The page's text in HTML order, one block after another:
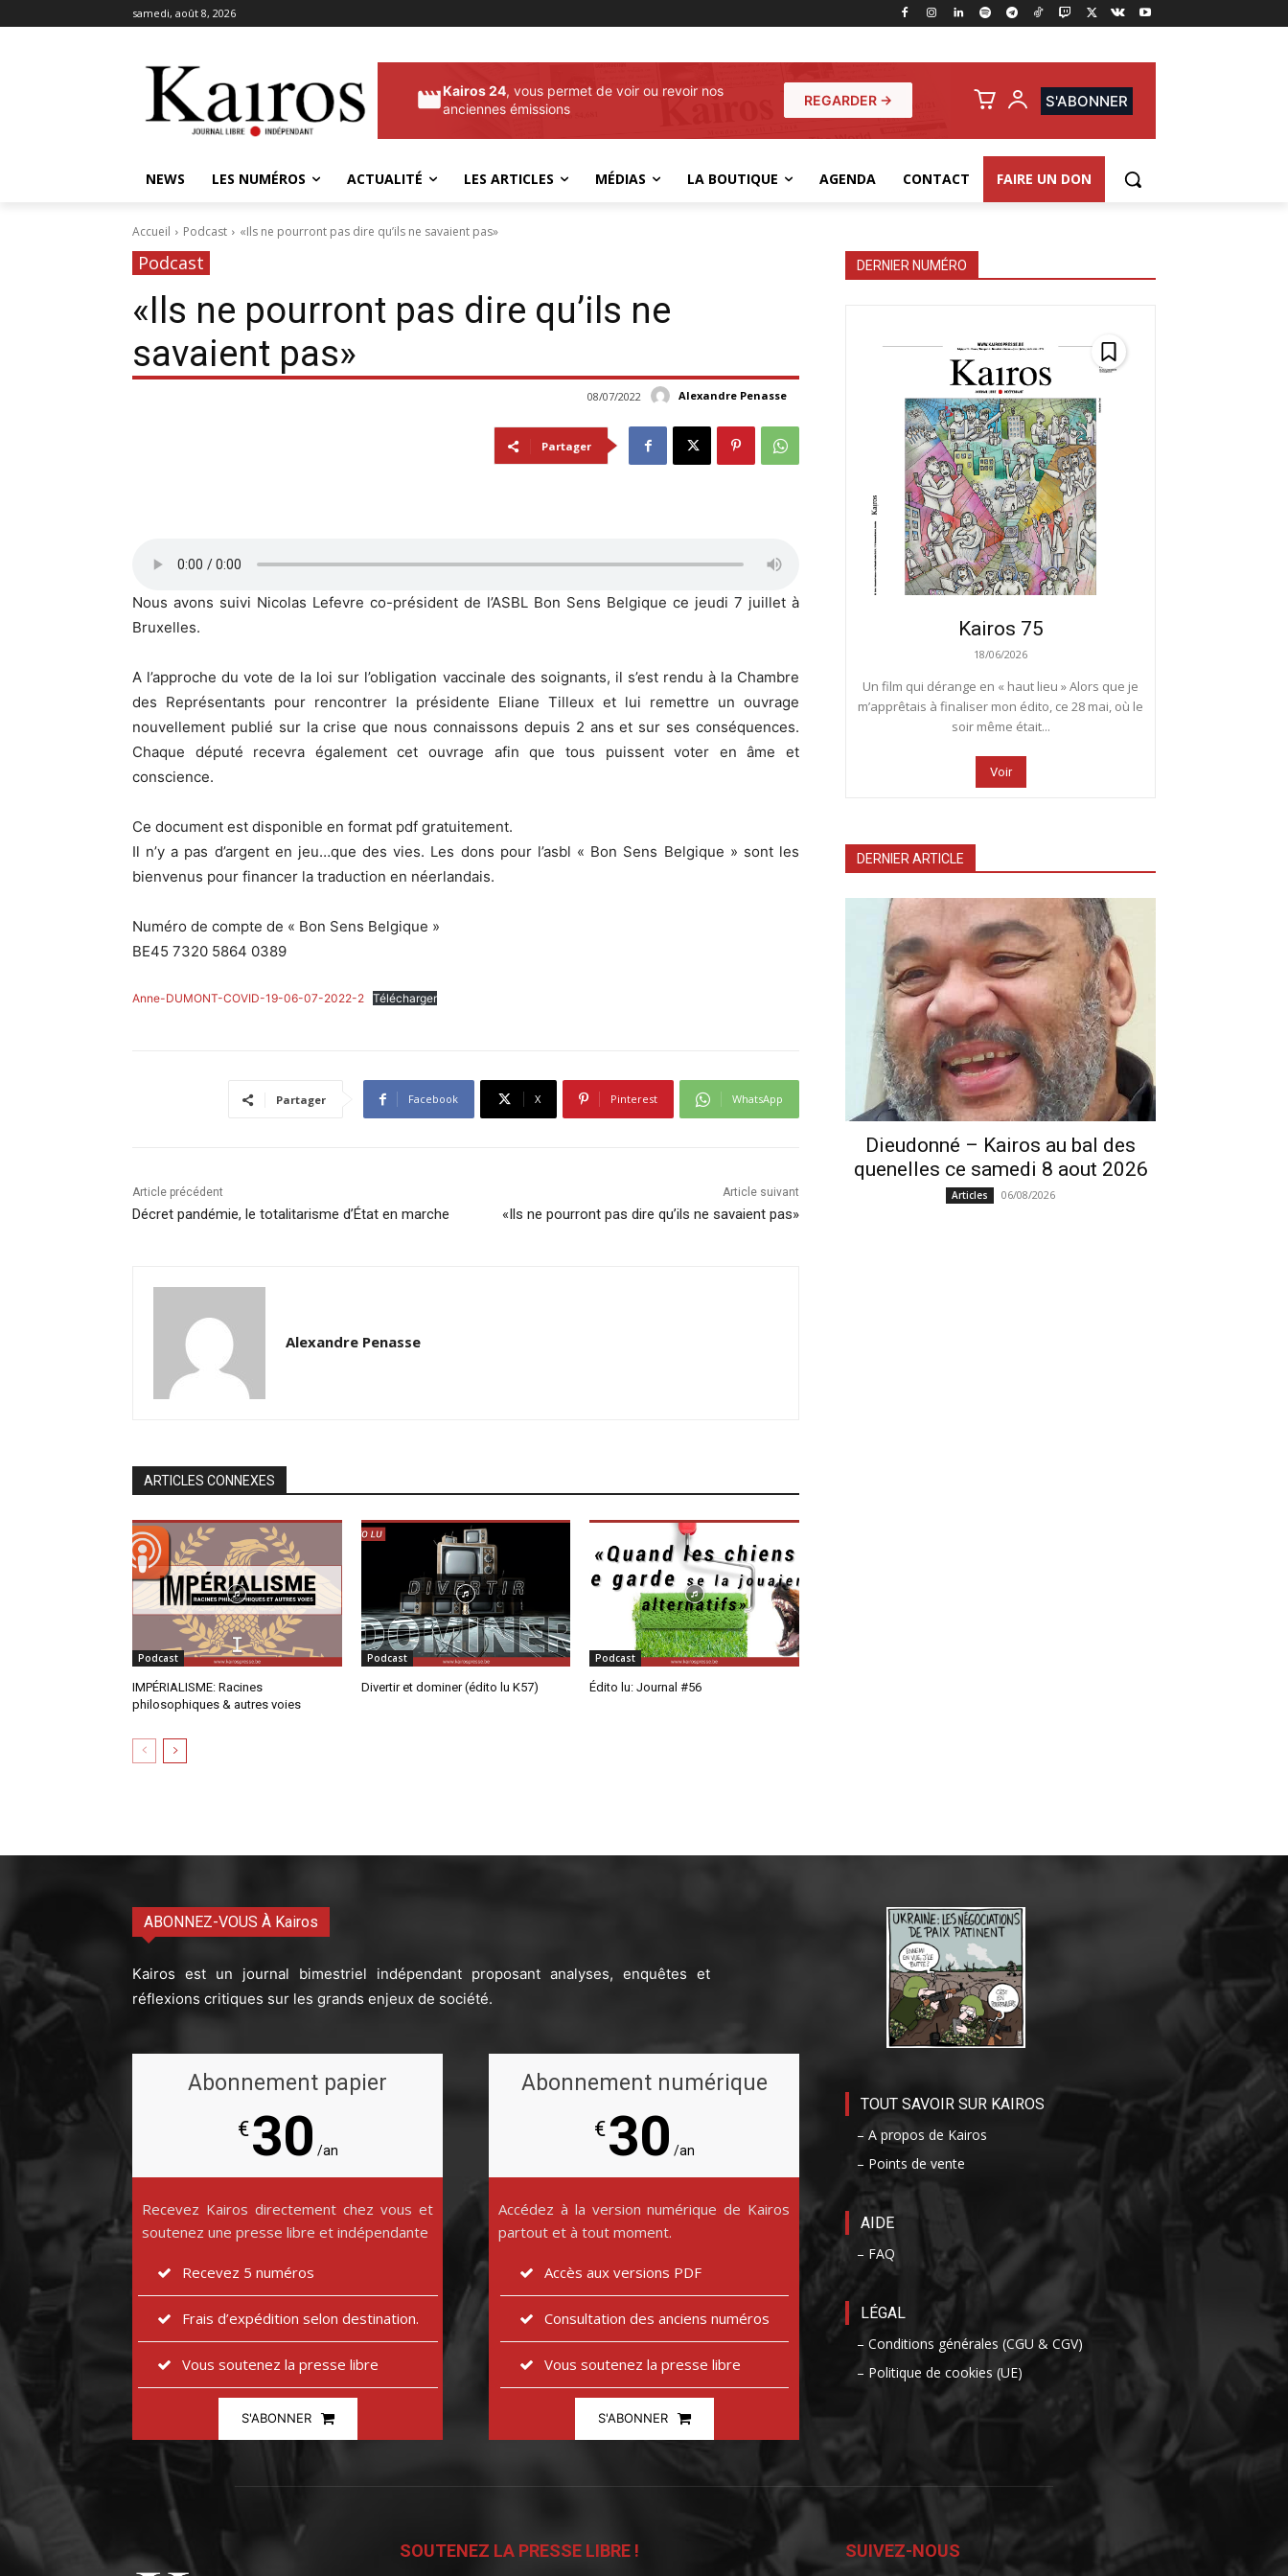
samedi, août 8, 2026
Kairos 24, vous permet de voir ou revoir nos
anciennes émissions
REGARDER → S'ABONNER
NEWS LES NUMÉROS ACTUALITÉ LES ARTICLES MÉDIAS LA BOUTIQUE AGENDA CONTACT FAIRE UN DON
Accueil Podcast «Ils ne pourront pas dire qu’ils ne savaient pas»
Podcast
«Ils ne pourront pas dire qu’ils ne
savaient pas»
Alexandre Penasse
08/07/2022
Partager
Nous avons suivi Nicolas Lefevre co-président de l’ASBL Bon Sens Belgique ce jeudi 7 juillet à
Bruxelles.
A l’approche du vote de la loi sur l’obligation vaccinale des soignants, il s’est rendu à la Chambre
des Représentants pour rencontrer la présidente Eliane Tilleux et lui remettre un ouvrage
nouvellement publié sur la crise que nous connaissons depuis 2 ans et sur ses conséquences.
Chaque député recevra également cet ouvrage afin que tous puissent voter en âme et
conscience.
Ce document est disponible en format pdf gratuitement.
Il n’y a pas d’argent en jeu…que des vies. Les dons pour l’asbl « Bon Sens Belgique » sont les
bienvenus pour financer la traduction en néerlandais.
Numéro de compte de « Bon Sens Belgique »
BE45 7320 5864 0389
Anne-DUMONT-COVID-19-06-07-2022-2 Télécharger
Partager Facebook X Pinterest WhatsApp
Article précédent
Décret pandémie, le totalitarisme d’État en marche
Article suivant
«Ils ne pourront pas dire qu’ils ne savaient pas»
Alexandre Penasse
ARTICLES CONNEXES
Podcast
IMPÉRIALISME: Racines
philosophiques & autres voies
Podcast
Divertir et dominer (édito lu K57)
Podcast
Édito lu: Journal #56
DERNIER NUMÉRO
Kairos 75
18/06/2026
Un film qui dérange en « haut lieu » Alors que je
m’apprêtais à finaliser mon édito, ce 28 mai, où le
soir même était...
Voir
DERNIER ARTICLE
Dieudonné – Kairos au bal des
quenelles ce samedi 8 aout 2026
Articles 06/08/2026
ABONNEZ-VOUS À Kairos
Kairos est un journal bimestriel indépendant proposant analyses, enquêtes et
réflexions critiques sur les grands enjeux de société.
Abonnement papier
€30 /an
Recevez Kairos directement chez vous et
soutenez une presse libre et indépendante
Recevez 5 numéros
Frais d’expédition selon destination.
Vous soutenez la presse libre
S'ABONNER
Abonnement numérique
€30 /an
Accédez à la version numérique de Kairos
partout et à tout moment.
Accès aux versions PDF
Consultation des anciens numéros
Vous soutenez la presse libre
S'ABONNER
TOUT SAVOIR SUR KAIROS
– A propos de Kairos
– Points de vente
AIDE
– FAQ
LÉGAL
– Conditions générales (CGU & CGV)
– Politique de cookies (UE)
SOUTENEZ LA PRESSE LIBRE ! SUIVEZ-NOUS